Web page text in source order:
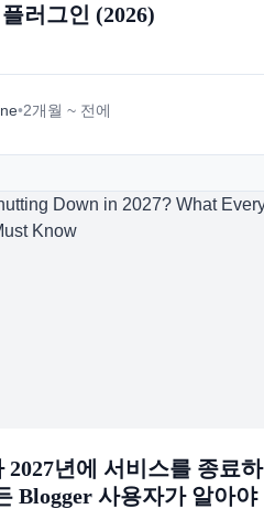
러그인 (2026)
•2개월 ~ 전에
2027년에 서비스를 종료하
Blogger 사용자가 알아야